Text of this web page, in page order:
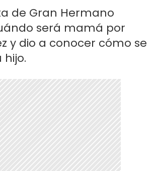
de Gran Hermano
será mamá por
y dio a conocer cómo se